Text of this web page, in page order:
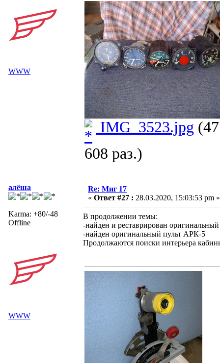
WWW
IMG_3523.jpg
608 раз.)
алёша
Karma: +80/-48
Offline
WWW
Re: Миг 17
« Ответ #27 : 28.03.2020, 15:03:53 pm »
В продолжении темы:
-найден и реставрирован
-найден оригинальный пульт АРК-5
Продолжаются поиски интерьера